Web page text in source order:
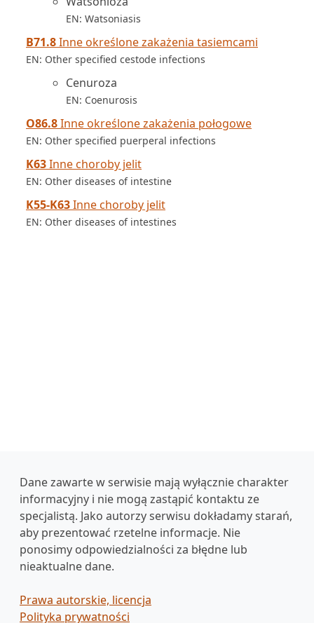
EN: Watsoniasis
B71.8Inne określone zakażenia tasiemcami
EN: Other specified cestode infections
Cenuroza
EN: Coenurosis
O86.8Inne określone zakażenia połogowe
EN: Other specified puerperal infections
K63Inne choroby jelit
EN: Other diseases of intestine
K55-K63Inne choroby jelit
EN: Other diseases of intestines
Dane zawarte w serwisie mają wyłącznie charakter
informacyjny i nie mogą zastąpić kontaktu ze
specjalistą. Jako autorzy serwisu dokładamy starań,
aby prezentować rzetelne informacje. Nie
ponosimy odpowiedzialności za błędne lub
nieaktualne dane.
Prawa autorskie, licencja
Polityka prywatności